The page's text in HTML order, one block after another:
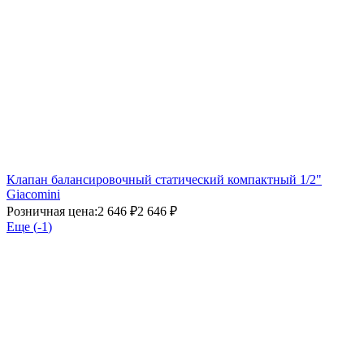
Клапан балансировочный статический компактный 1/2"
Giacomini
Розничная цена:2 646 ₽2 646 ₽
Еще (-1)